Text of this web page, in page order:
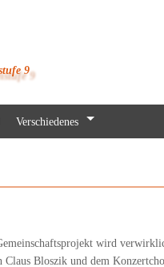
9
Verschiedenes
wird
Bloszik und dem